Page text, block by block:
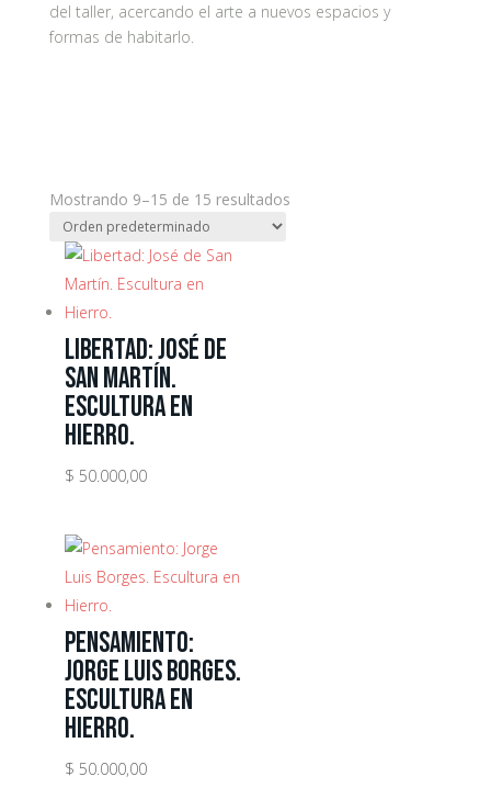
del taller, acercando el arte a nuevos espacios y
formas de habitarlo.
Mostrando 9–15 de 15 resultados
Libertad: José de
San Martín.
Escultura en
Hierro.
$ 50.000,00
Pensamiento:
Jorge Luis Borges.
Escultura en
Hierro.
$ 50.000,00